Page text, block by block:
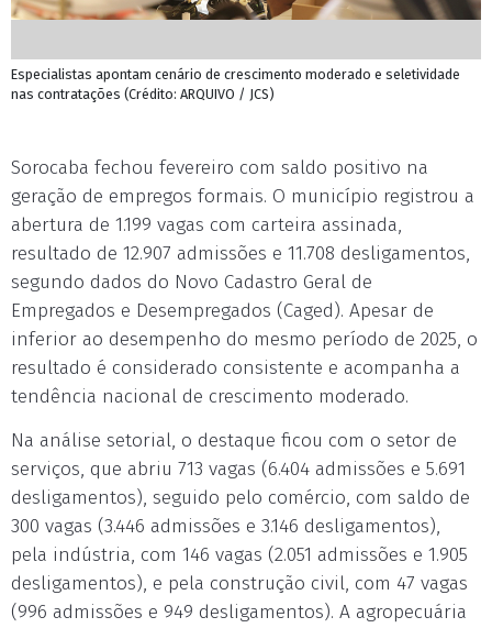
Especialistas apontam cenário de crescimento moderado e seletividade
nas contratações (Crédito: ARQUIVO / JCS)
Sorocaba fechou fevereiro com saldo positivo na
geração de empregos formais. O município registrou a
abertura de 1.199 vagas com carteira assinada,
resultado de 12.907 admissões e 11.708 desligamentos,
segundo dados do Novo Cadastro Geral de
Empregados e Desempregados (Caged). Apesar de
inferior ao desempenho do mesmo período de 2025, o
resultado é considerado consistente e acompanha a
tendência nacional de crescimento moderado.
Na análise setorial, o destaque ficou com o setor de
serviços, que abriu 713 vagas (6.404 admissões e 5.691
desligamentos), seguido pelo comércio, com saldo de
300 vagas (3.446 admissões e 3.146 desligamentos),
pela indústria, com 146 vagas (2.051 admissões e 1.905
desligamentos), e pela construção civil, com 47 vagas
(996 admissões e 949 desligamentos). A agropecuária